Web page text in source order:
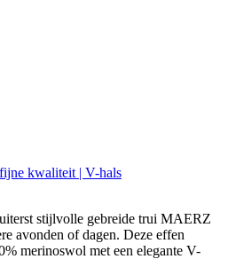
kwaliteit | V-hals
stijlvolle gebreide trui MAERZ
avonden of dagen. Deze effen
merinoswol met een elegante V-